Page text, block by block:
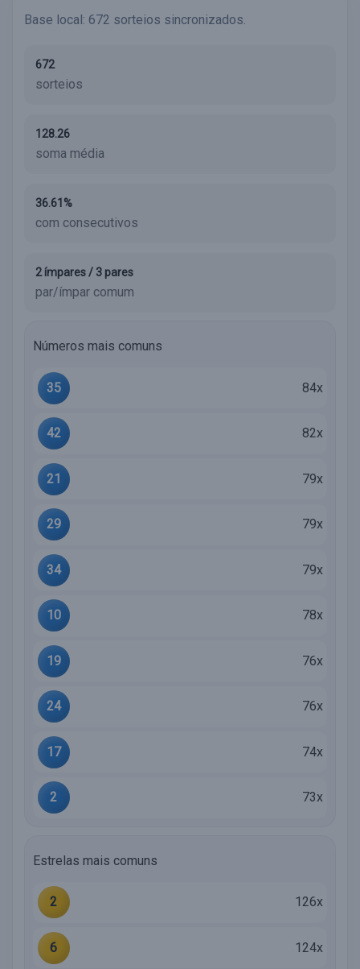
Base local: 672 sorteios sincronizados.
672
sorteios
128.26
soma média
36.61%
com consecutivos
2 ímpares / 3 pares
par/ímpar comum
Números mais comuns
35 84x
42 82x
21 79x
29 79x
34 79x
10 78x
19 76x
24 76x
17 74x
2 73x
Estrelas mais comuns
2 126x
6 124x